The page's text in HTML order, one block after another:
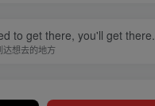
to get there, you'll get there.
想去的地方